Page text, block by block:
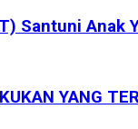
Santuni Anak
YANG